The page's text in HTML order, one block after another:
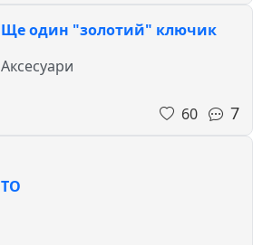
Ще один "золотий" ключик
Аксесуари
60 7
ТО